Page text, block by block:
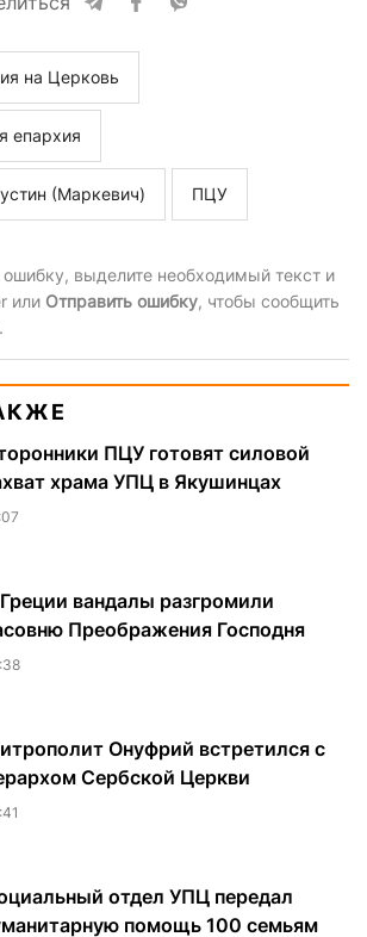
на Церковь
епархия
(Маркевич) ПЦУ
выделите необходимый текст и
или Отправить ошибку, чтобы сообщить
ПЦУ готовят силовой
храма УПЦ в Якушинцах
вандалы разгромили
Преображения Господня
Онуфрий встретился с
Сербской Церкви
отдел УПЦ передал
помощь 100 семьям